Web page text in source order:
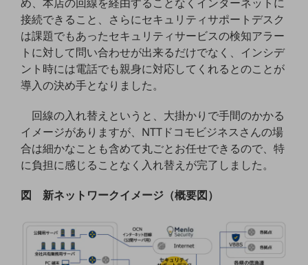
重要なお知らせ
お知らせ
社外からの評価実績
サステナビリティ
サステナビリティTOP
NTTドコモビジネスグループのサステナビリティ
サステナビリティ基本方針
サステナビリティレポート
ダイバーシティ
経営情報TOP
接続できること、さらにセキュリティサポートデスク
は課題でもあったセキュリティサービスの検知アラー
トに対して問い合わせが出来るだけでなく、インシデ
ント時には電話でも親身に対応してくれるとのことが
導入の決め手となりました。
回線の入れ替えというと、大掛かりで手間のかかる
イメージがありますが、NTTドコモビジネスさんの場
合は細かなことも含めて丸ごとお任せできるので、特
に負担に感じることなく入れ替えが完了しました。
図 新ネットワークイメージ（概要図）